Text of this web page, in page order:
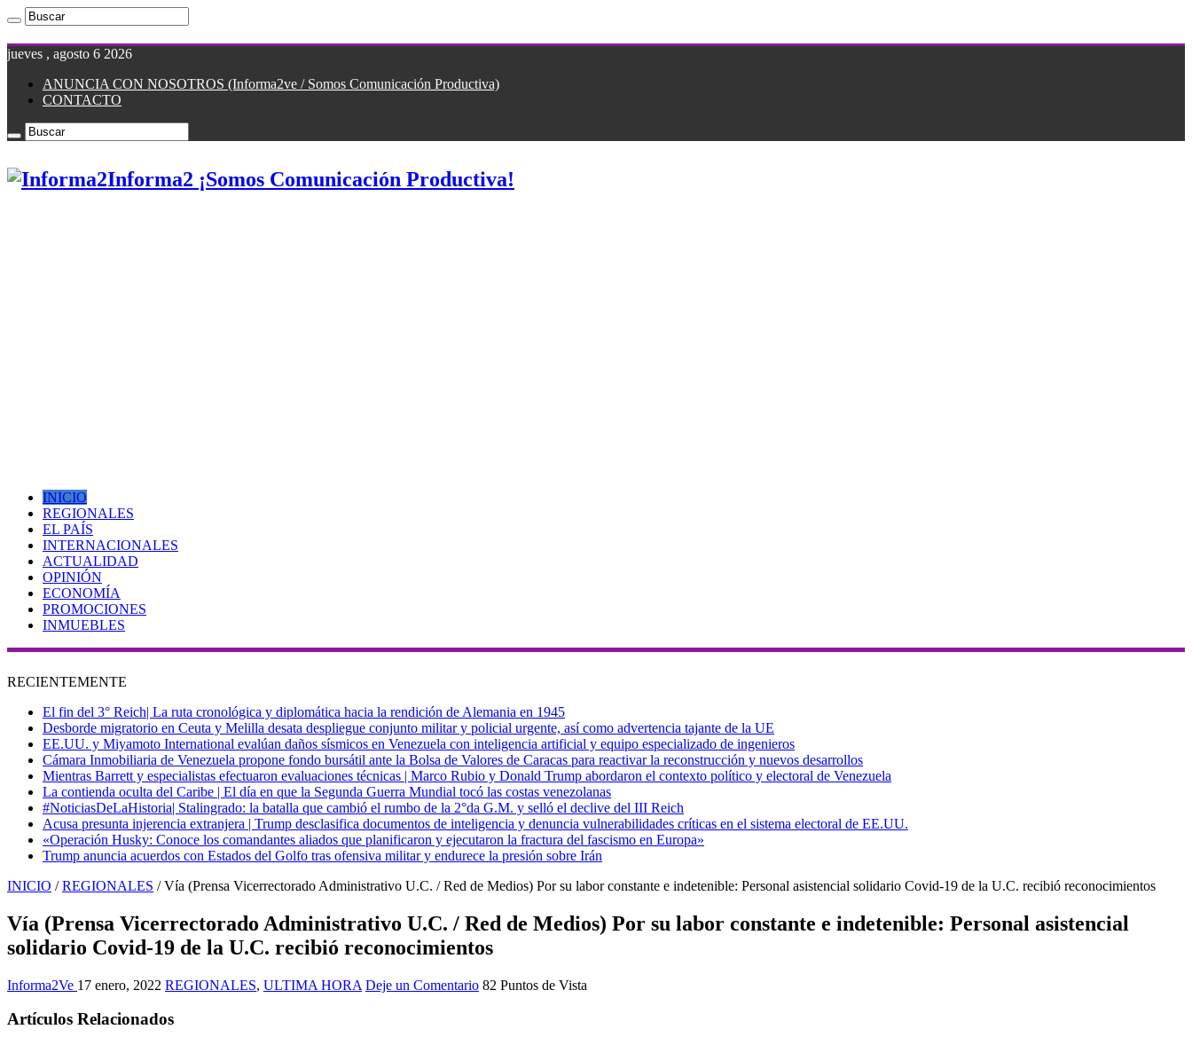
jueves , agosto 6 2026
ANUNCIA CON NOSOTROS (Informa2ve / Somos Comunicación Productiva)
CONTACTO
Informa2 ¡Somos Comunicación Productiva!
INICIO
REGIONALES
EL PAÍS
INTERNACIONALES
ACTUALIDAD
OPINIÓN
ECONOMÍA
PROMOCIONES
INMUEBLES
RECIENTEMENTE
El fin del 3° Reich| La ruta cronológica y diplomática hacia la rendición de Alemania en 1945
Desborde migratorio en Ceuta y Melilla desata despliegue conjunto militar y policial urgente, así como advertencia tajante de la UE
EE.UU. y Miyamoto International evalúan daños sísmicos en Venezuela con inteligencia artificial y equipo especializado de ingenieros
Cámara Inmobiliaria de Venezuela propone fondo bursátil ante la Bolsa de Valores de Caracas para reactivar la reconstrucción y nuevos desarrollos
Mientras Barrett y especialistas efectuaron evaluaciones técnicas | Marco Rubio y Donald Trump abordaron el contexto político y electoral de Venezuela
La contienda oculta del Caribe | El día en que la Segunda Guerra Mundial tocó las costas venezolanas
#NoticiasDeLaHistoria| Stalingrado: la batalla que cambió el rumbo de la 2°da G.M. y selló el declive del III Reich
Acusa presunta injerencia extranjera | Trump desclasifica documentos de inteligencia y denuncia vulnerabilidades críticas en el sistema electoral de EE.UU.
«Operación Husky: Conoce los comandantes aliados que planificaron y ejecutaron la fractura del fascismo en Europa»
Trump anuncia acuerdos con Estados del Golfo tras ofensiva militar y endurece la presión sobre Irán
INICIO / REGIONALES / Vía (Prensa Vicerrectorado Administrativo U.C. / Red de Medios) Por su labor constante e indetenible: Personal asistencial solidario Covid-19 de la U.C. recibió reconocimientos
Vía (Prensa Vicerrectorado Administrativo U.C. / Red de Medios) Por su labor constante e indetenible: Personal asistencial
solidario Covid-19 de la U.C. recibió reconocimientos
Informa2Ve 17 enero, 2022 REGIONALES, ULTIMA HORA Deje un Comentario 82 Puntos de Vista
Artículos Relacionados